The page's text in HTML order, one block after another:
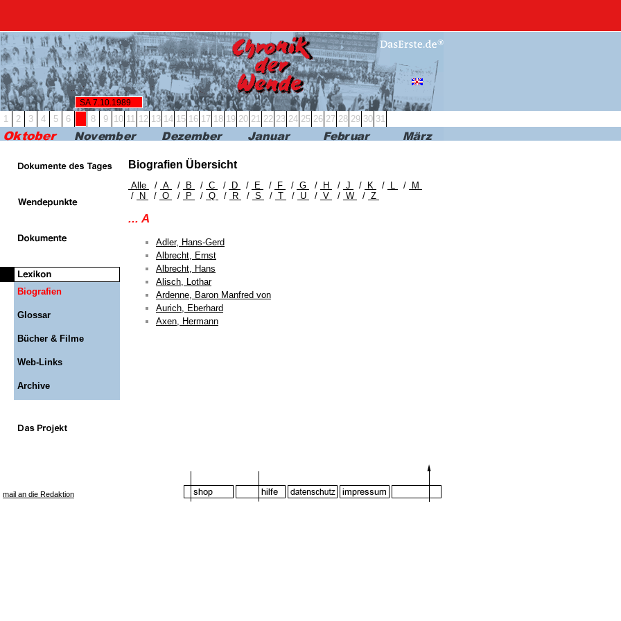
SA 7.10.1989
1 2 3 4 5 6 8 9 10 11 12 13 14 15 16 17 18 19 20 21 22 23 24 25 26 27 28 29 30 31
Biografien
Glossar
Bücher & Filme
Web-Links
Archive
Biografien Übersicht
Alle / A / B / C / D / E / F / G / H / J / K / L /
M
/
N / O / P / Q / R / S / T / U / V / W / Z
... A
Adler, Hans-Gerd
Albrecht, Ernst
Albrecht, Hans
Alisch, Lothar
Ardenne, Baron Manfred von
Aurich, Eberhard
Axen, Hermann
mail an die Redaktion